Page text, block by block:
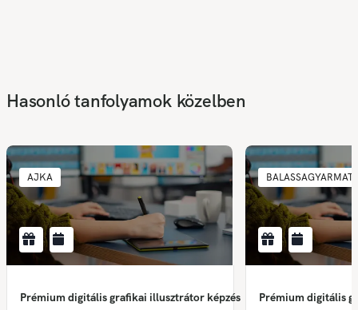
Hasonló tanfolyamok közelben
AJKA
Prémium digitális grafikai illusztrátor képzés
BALASSAGYARMAT
Prémium digitális